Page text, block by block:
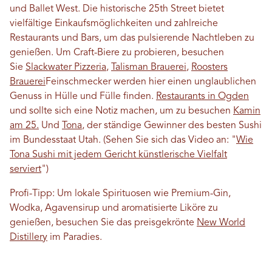
und Ballet West. Die historische 25th Street bietet
vielfältige Einkaufsmöglichkeiten und zahlreiche
Restaurants und Bars, um das pulsierende Nachtleben zu
genießen. Um Craft-Biere zu probieren, besuchen
Sie Slackwater Pizzeria, Talisman Brauerei, Roosters
BrauereiFeinschmecker werden hier einen unglaublichen
Genuss in Hülle und Fülle finden. Restaurants in Ogden
und sollte sich eine Notiz machen, um zu besuchen Kamin
am 25. Und Tona, der ständige Gewinner des besten Sushi
im Bundesstaat Utah. (Sehen Sie sich das Video an: "Wie
Tona Sushi mit jedem Gericht künstlerische Vielfalt
serviert")
Profi-Tipp: Um lokale Spirituosen wie Premium-Gin,
Wodka, Agavensirup und aromatisierte Liköre zu
genießen, besuchen Sie das preisgekrönte New World
Distillery im Paradies.